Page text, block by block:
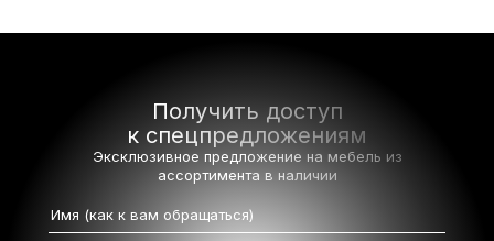
Получить доступ
к спецпредложениям
Эксклюзивное предложение на мебель из
ассортимента в наличии